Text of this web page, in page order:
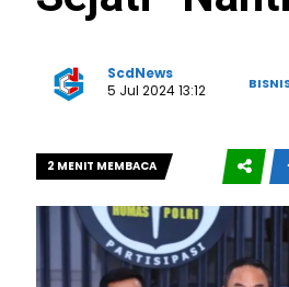
ScdNews
5 Jul 2024 13:12
2 MENIT MEMBACA